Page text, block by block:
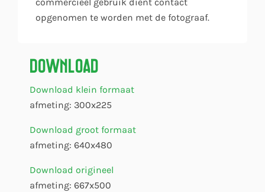
commercieel gebruik dient contact
opgenomen te worden met de fotograaf.
Download
Download klein formaat
afmeting: 300x225
Download groot formaat
afmeting: 640x480
Download origineel
afmeting: 667x500